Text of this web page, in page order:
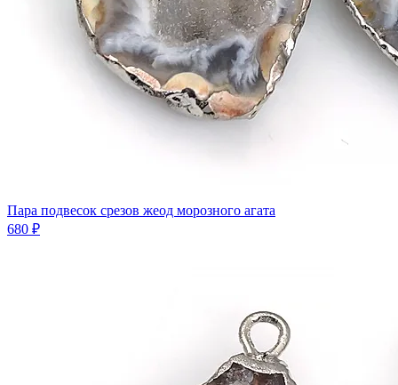
Пара подвесок срезов жеод морозного агата
680 ₽